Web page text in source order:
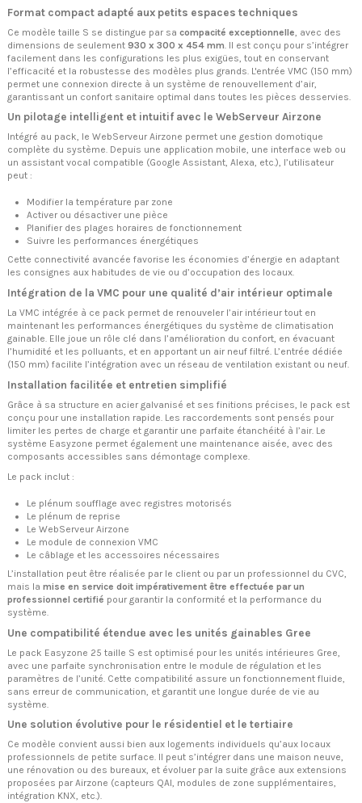
Format compact adapté aux petits espaces techniques
Ce modèle taille S se distingue par sa compacité exceptionnelle , avec des
dimensions de seulement 930 x 300 x 454 mm . Il est conçu pour s’intégrer
facilement dans les configurations les plus exigües, tout en conservant
l’efficacité et la robustesse des modèles plus grands. L'entrée VMC (150 mm)
permet une connexion directe à un système de renouvellement d’air,
garantissant un confort sanitaire optimal dans toutes les pièces desservies.
Un pilotage intelligent et intuitif avec le WebServeur Airzone
Intégré au pack, le WebServeur Airzone permet une gestion domotique
complète du système. Depuis une application mobile, une interface web ou
un assistant vocal compatible (Google Assistant, Alexa, etc.), l’utilisateur
peut :
Modifier la température par zone
Activer ou désactiver une pièce
Planifier des plages horaires de fonctionnement
Suivre les performances énergétiques
Cette connectivité avancée favorise les économies d’énergie en adaptant
les consignes aux habitudes de vie ou d’occupation des locaux.
Intégration de la VMC pour une qualité d’air intérieur optimale
La VMC intégrée à ce pack permet de renouveler l’air intérieur tout en
maintenant les performances énergétiques du système de climatisation
gainable. Elle joue un rôle clé dans l’amélioration du confort, en évacuant
l’humidité et les polluants, et en apportant un air neuf filtré. L’entrée dédiée
(150 mm) facilite l’intégration avec un réseau de ventilation existant ou neuf.
Installation facilitée et entretien simplifié
Grâce à sa structure en acier galvanisé et ses finitions précises, le pack est
conçu pour une installation rapide. Les raccordements sont pensés pour
limiter les pertes de charge et garantir une parfaite étanchéité à l’air. Le
système Easyzone permet également une maintenance aisée, avec des
composants accessibles sans démontage complexe.
Le pack inclut :
Le plénum soufflage avec registres motorisés
Le plénum de reprise
Le WebServeur Airzone
Le module de connexion VMC
Le câblage et les accessoires nécessaires
L’installation peut être réalisée par le client ou par un professionnel du CVC,
mais la mise en service doit impérativement être effectuée par un
professionnel certifié pour garantir la conformité et la performance du
système.
Une compatibilité étendue avec les unités gainables Gree
Le pack Easyzone 25 taille S est optimisé pour les unités intérieures Gree,
avec une parfaite synchronisation entre le module de régulation et les
paramètres de l’unité. Cette compatibilité assure un fonctionnement fluide,
sans erreur de communication, et garantit une longue durée de vie au
système.
Une solution évolutive pour le résidentiel et le tertiaire
Ce modèle convient aussi bien aux logements individuels qu’aux locaux
professionnels de petite surface. Il peut s’intégrer dans une maison neuve,
une rénovation ou des bureaux, et évoluer par la suite grâce aux extensions
proposées par Airzone (capteurs QAI, modules de zone supplémentaires,
intégration KNX, etc.).